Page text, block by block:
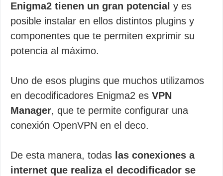
Enigma2 tienen un gran potencial y es
posible instalar en ellos distintos plugins y
componentes que te permiten exprimir su
potencia al máximo.
Uno de esos plugins que muchos utilizamos
en decodificadores Enigma2 es VPN
Manager, que te permite configurar una
conexión OpenVPN en el deco.
De esta manera, todas las conexiones a
internet que realiza el decodificador se